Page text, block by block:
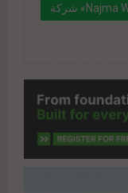
شركة «Najma Walk» تشارك في معرض «The Real
" data-
eg.net/
walk-